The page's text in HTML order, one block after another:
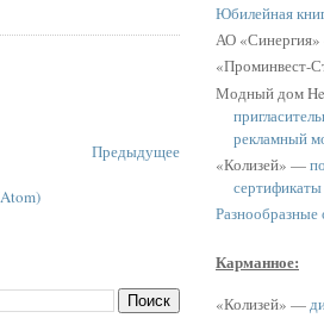
Предыдущее
Юбилейная
АО
«Проминвест-
Модный дом
рекламный
«Колизей» —
сертификаты
Разнообразные
Карманное:
«Колизей» —